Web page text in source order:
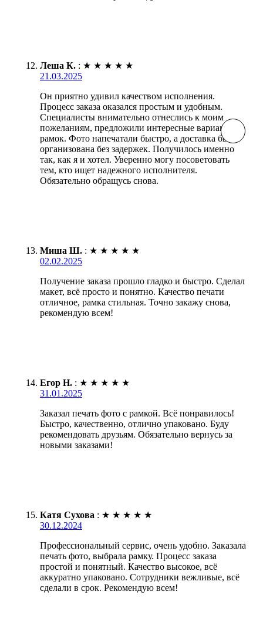
Леша К. : ★ ★ ★ ★ ★
21.03.2025
Он приятно удивил качеством исполнения.
Процесс заказа оказался простым и удобным.
Специалисты внимательно отнеслись к моим
пожеланиям, предложили интересные варианты
рамок. Фото напечатали быстро, а доставка была
организована без задержек. Получилось именно
так, как я и хотел. Уверенно могу посоветовать
тем, кто ищет надежного исполнителя.
Обязательно обращусь снова.
Миша Ш. : ★ ★ ★ ★ ★
02.02.2025
Получение заказа прошло гладко и быстро. Сделал
макет, всё просто и понятно. Качество печати
отличное, рамка стильная. Точно закажу снова,
рекомендую всем!
Егор Н. : ★ ★ ★ ★ ★
31.01.2025
Заказал печать фото с рамкой. Всё понравилось!
Быстро, качественно, отлично упаковано. Буду
рекомендовать друзьям. Обязательно вернусь за
новыми заказами!
Катя Сухова : ★ ★ ★ ★ ★
30.12.2024
Профессиональный сервис, очень удобно. Заказала
печать фото, выбрала рамку. Процесс заказа
простой и понятный. Качество высокое, всё
аккуратно упаковано. Сотрудники вежливые, всё
сделали в срок. Рекомендую всем!